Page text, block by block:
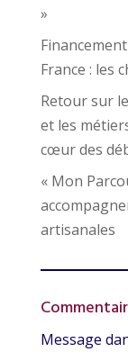
»
France : les
Retour sur
et les
cœur des
« Mon
artisanales
Message